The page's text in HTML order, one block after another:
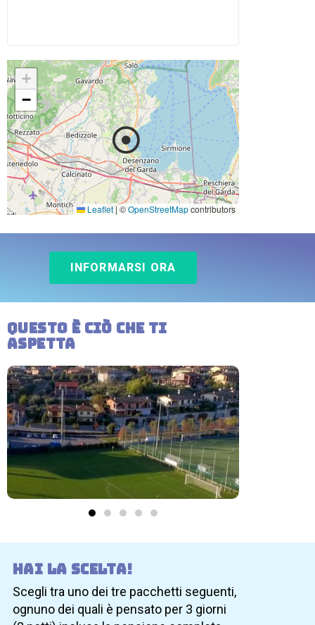
+
−
Leaflet|©OpenStreetMapcontributors
INFORMARSI ORA
Questo è ciò che ti
aspetta
Hai la scelta!
Scegli tra uno dei tre pacchetti seguenti,
ognuno dei quali è pensato per 3 giorni